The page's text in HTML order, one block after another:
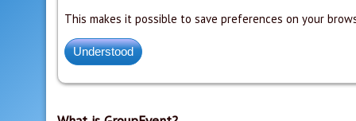
This makes it possible to save preferences on your